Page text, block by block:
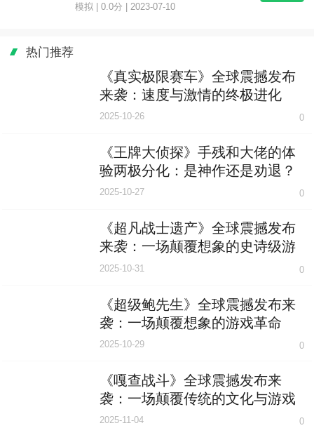
模拟 | 0.0分 | 2023-07-10
热门推荐
《真实极限赛车》全球震撼发布
来袭：速度与激情的终极进化
2025-10-26 0
《王牌大侦探》手残和大佬的体
验两极分化：是神作还是劝退？
2025-10-27 0
《超凡战士遗产》全球震撼发布
来袭：一场颠覆想象的史诗级游
戏革命
2025-10-31 0
《超级鲍先生》全球震撼发布来
袭：一场颠覆想象的游戏革命
2025-10-29 0
《嘎查战斗》全球震撼发布来
袭：一场颠覆传统的文化与游戏
革命
2025-11-04 0